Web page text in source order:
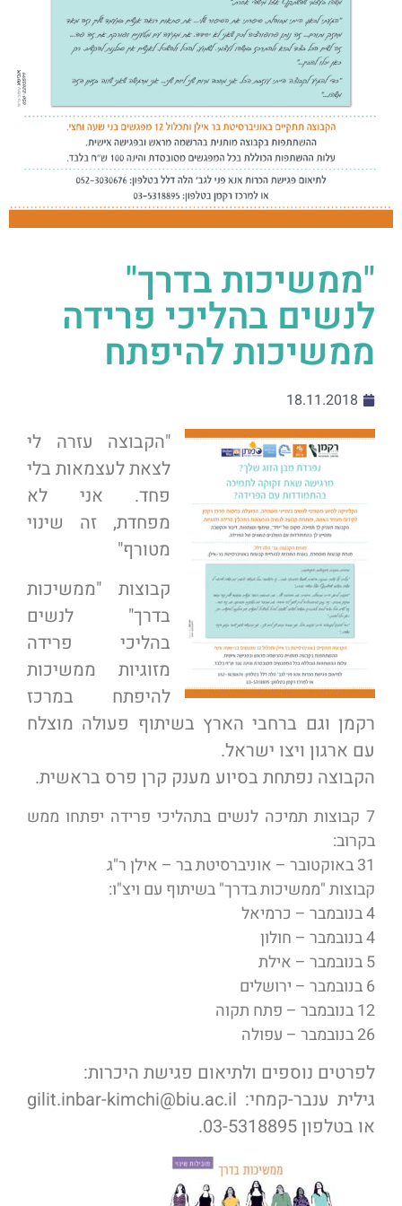
"ממשיכות בדרך"
לנשים בהליכי פרידה
ממשיכות להיפתח
18.11.2018
"הקבוצה עזרה לי
לצאת לעצמאות בלי
פחד. אני לא
מפחדת, זה שינוי
מטורף"
קבוצות "ממשיכות
בדרך" לנשים
בהליכי פרידה
מזוגיות ממשיכות
להיפתח במרכז
רקמן וגם ברחבי הארץ בשיתוף פעולה מוצלח
עם ארגון ויצו ישראל.
הקבוצה נפתחת בסיוע מענק קרן פרס בראשית.
7 קבוצות תמיכה לנשים בתהליכי פרידה יפתחו ממש
בקרוב:
31 באוקטובר – אוניברסיטת בר – אילן ר"ג
קבוצות "ממשיכות בדרך" בשיתוף עם ויצ"ו:
4 בנובמבר – כרמיאל
4 בנובמבר – חולון
5 בנובמבר – אילת
6 בנובמבר – ירושלים
12 בנובמבר – פתח תקוה
26 בנובמבר – עפולה
לפרטים נוספים ולתיאום פגישת היכרות:
גילית ענבר-קמחי: gilit.inbar-kimchi@biu.ac.il
או בטלפון 03-5318895.